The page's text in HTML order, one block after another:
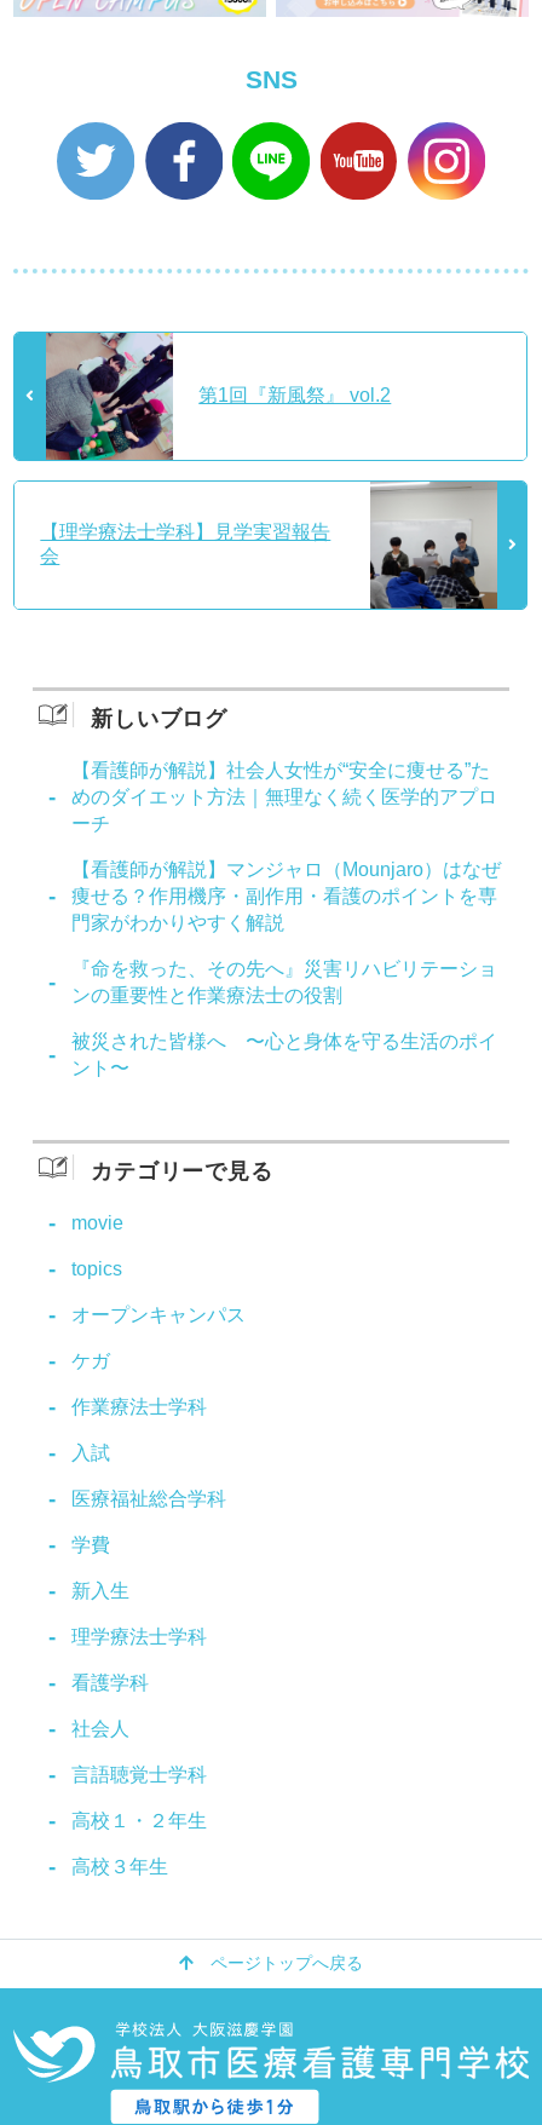
SNS
第1回『新風祭』 vol.2
【理学療法士学科】見学実習報告
会
新しいブログ
【看護師が解説】社会人女性が“安全に痩せる”た
めのダイエット方法｜無理なく続く医学的アプロ
ーチ
【看護師が解説】マンジャロ（Mounjaro）はなぜ
痩せる？作用機序・副作用・看護のポイントを専
門家がわかりやすく解説
『命を救った、その先へ』災害リハビリテーショ
ンの重要性と作業療法士の役割
被災された皆様へ 〜心と身体を守る生活のポイ
ント〜
カテゴリーで見る
movie
topics
オープンキャンパス
ケガ
作業療法士学科
入試
医療福祉総合学科
学費
新入生
理学療法士学科
看護学科
社会人
言語聴覚士学科
高校１・２年生
高校３年生
ページトップへ戻る